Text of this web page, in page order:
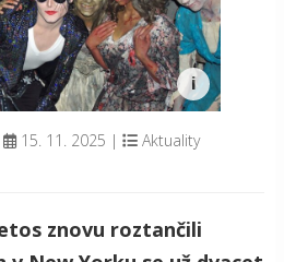
15. 11. 2025 |
Aktuality
znovu roztančili